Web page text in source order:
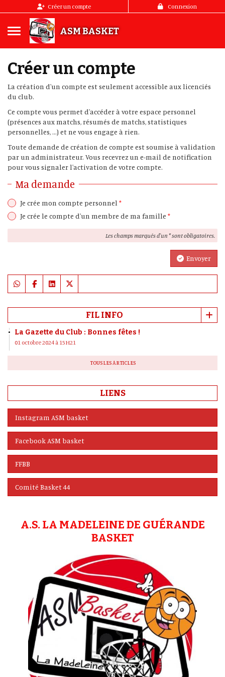
Créer un compte Connexion
ASM BASKET
Créer un compte
La création d'un compte est seulement accessible aux licenciés
du club.
Ce compte vous permet d'accéder à votre espace personnel
(présences aux matchs, résumés de matchs, statistiques
personnelles, ...) et ne vous engage à rien.
Toute demande de création de compte est soumise à validation
par un administrateur. Vous recevrez un e-mail de notification
pour vous signaler l'activation de votre compte.
Ma demande
*
*
*
Je crée mon compte personnel *
Je crée le compte d'un membre de ma famille *
Les champs marqués d'un * sont obligatoires.
Envoyer
FIL INFO
La Gazette du Club : Bonnes fêtes !
01 octobre 2024 à 15H21
TOUS LES ARTICLES
LIENS
Instagram ASM basket
Facebook ASM basket
FFBB
Comité Basket 44
A.S. LA MADELEINE DE GUÉRANDE
BASKET
Panneau de gestion des cookies